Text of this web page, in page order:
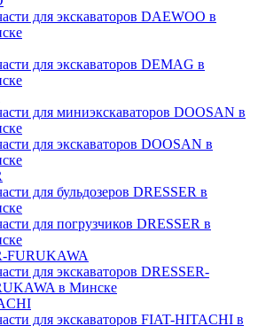
для экскаваторов DAEWOO в
для экскаваторов DEMAG в
для миниэкскаваторов DOOSAN в
для экскаваторов DOOSAN в
для бульдозеров DRESSER в
для погрузчиков DRESSER в
FURUKAWA
для экскаваторов DRESSER-
в Минске
для экскаваторов FIAT-HITACHI в